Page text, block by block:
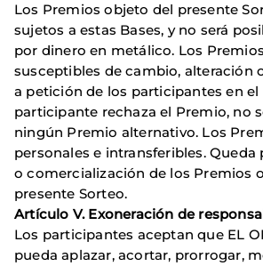
Los Premios objeto del presente
sujetos a estas Bases, y no será
por dinero en metálico. Los
susceptibles de cambio, alteración
a petición de los participantes en el
participante rechaza el Premio, no
ningún Premio alternativo. Los
personales e intransferibles.
o comercialización de los Premios
presente Sorteo.
Artículo V. Exoneración de
Los participantes aceptan que EL
pueda aplazar, acortar, prorrogar,